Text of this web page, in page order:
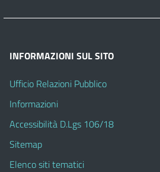
INFORMAZIONI SUL SITO
Ufficio Relazioni Pubblico
Informazioni
Accessibilità D.Lgs 106/18
Sitemap
Elenco siti tematici